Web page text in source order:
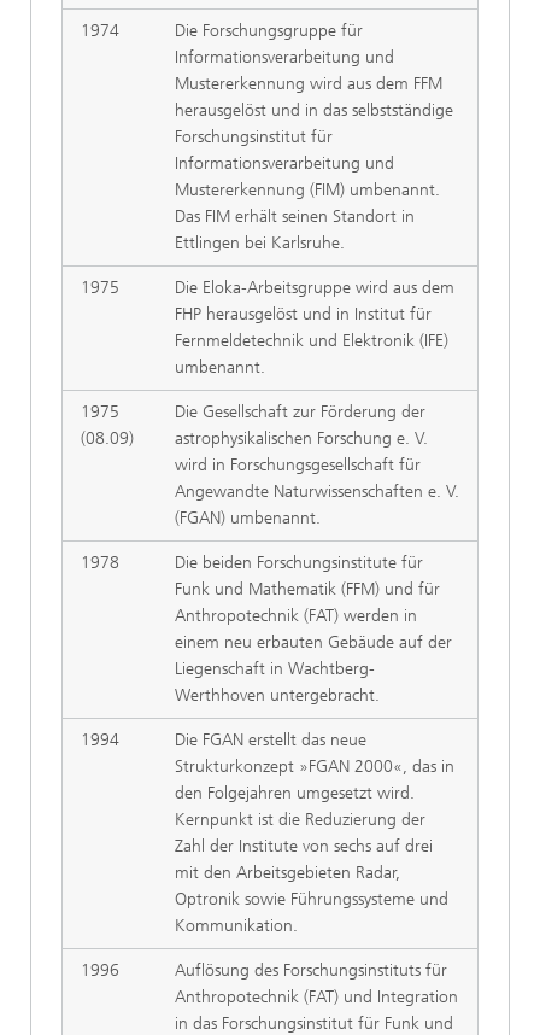
1974
Die Forschungsgruppe für
Informationsverarbeitung und
Mustererkennung wird aus dem FFM
herausgelöst und in das selbstständige
Forschungsinstitut für
Informationsverarbeitung und
Mustererkennung (FIM) umbenannt.
Das FIM erhält seinen Standort in
Ettlingen bei Karlsruhe.
1975
Die Eloka-Arbeitsgruppe wird aus dem
FHP herausgelöst und in Institut für
Fernmeldetechnik und Elektronik (IFE)
umbenannt.
1975
(08.09)
Die Gesellschaft zur Förderung der
astrophysikalischen Forschung e. V.
wird in Forschungsgesellschaft für
Angewandte Naturwissenschaften e. V.
(FGAN) umbenannt.
1978
Die beiden Forschungsinstitute für
Funk und Mathematik (FFM) und für
Anthropotechnik (FAT) werden in
einem neu erbauten Gebäude auf der
Liegenschaft in Wachtberg-
Werthhoven untergebracht.
1994
Die FGAN erstellt das neue
Strukturkonzept »FGAN 2000«, das in
den Folgejahren umgesetzt wird.
Kernpunkt ist die Reduzierung der
Zahl der Institute von sechs auf drei
mit den Arbeitsgebieten Radar,
Optronik sowie Führungssysteme und
Kommunikation.
1996
Auflösung des Forschungsinstituts für
Anthropotechnik (FAT) und Integration
in das Forschungsinstitut für Funk und